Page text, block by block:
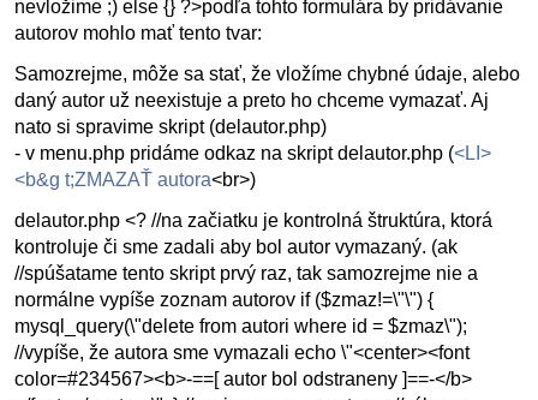
nevložime ;) else {} ?>podľa tohto formulára by pridávanie
autorov mohlo mať tento tvar:
Samozrejme, môže sa stať, že vložíme chybné údaje, alebo
daný autor už neexistuje a preto ho chceme vymazať. Aj
nato si spravime skript (delautor.php)
- v menu.php pridáme odkaz na skript delautor.php (<LI>
<b&g t;ZMAZAŤ autora<br>)
delautor.php <? //na začiatku je kontrolná štruktúra, ktorá
kontroluje či sme zadali aby bol autor vymazaný. (ak
//spúšatame tento skript prvý raz, tak samozrejme nie a
normálne vypíše zoznam autorov if ($zmaz!=\"\") {
mysql_query(\"delete from autori where id = $zmaz\");
//vypíše, že autora sme vymazali echo \"<center><font
color=#234567><b>-==[ autor bol odstraneny ]==-</b>